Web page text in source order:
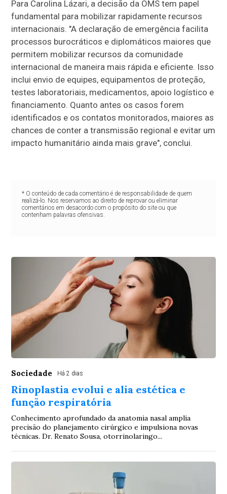
Para Carolina Lázari, a decisão da OMS tem papel
fundamental para mobilizar rapidamente recursos
internacionais. "A declaração de emergência facilita
processos burocráticos e diplomáticos maiores que
permitem mobilizar recursos da comunidade
internacional de maneira mais rápida e eficiente. Isso
inclui envio de equipes, equipamentos de proteção,
testes laboratoriais, medicamentos, apoio logístico e
financiamento. Quanto antes os casos forem
identificados e os contatos monitorados, maiores as
chances de conter a transmissão regional e evitar um
impacto humanitário ainda mais grave", conclui.
* O conteúdo de cada comentário é de responsabilidade de quem
realizá-lo. Nos reservamos ao direito de reprovar ou eliminar
comentários em desacordo com o propósito do site ou que
contenham palavras ofensivas.
Sociedade Há 2 dias
Rinoplastia evolui e alia estética e
função respiratória
Conhecimento aprofundado da anatomia nasal amplia
precisão do planejamento cirúrgico e impulsiona novas
técnicas. Dr. Renato Sousa, otorrinolaringo...